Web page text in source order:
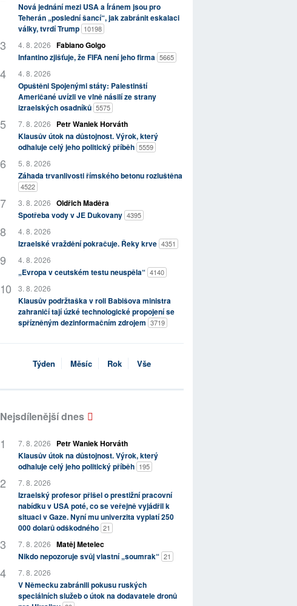
Nová jednání mezi USA a Íránem jsou pro
Teherán „poslední šancí“, jak zabránit eskalaci
války, tvrdí Trump 10198
4. 8. 2026 Fabiano Golgo
Infantino zjišťuje, že FIFA není jeho firma 5665
4. 8. 2026
Opuštěni Spojenými státy: Palestinští
Američané uvízli ve vlně násilí ze strany
izraelských osadníků 5575
7. 8. 2026
Petr Waniek Horváth
Klausův útok na důstojnost. Výrok, který
odhaluje celý jeho politický příběh 5559
5. 8. 2026
Záhada trvanlivosti římského betonu rozluštěna
4522
3. 8. 2026 Oldřich Maděra
Spotřeba vody v JE Dukovany 4395
4. 8. 2026
Izraelské vraždění pokračuje. Řeky krve 4351
4. 8. 2026
„Evropa v ceutském testu neuspěla“ 4140
3. 8. 2026
Klausův podržtaška v roli Babišova ministra
zahraničí tají úzké technologické propojení se
spřízněným dezinformačním zdrojem 3719
Týden Měsíc Rok Vše
Nejsdílenější dnes
7. 8. 2026
Petr Waniek Horváth
Klausův útok na důstojnost. Výrok, který
odhaluje celý jeho politický příběh 195
7. 8. 2026
Izraelský profesor přišel o prestižní pracovní
nabídku v USA poté, co se veřejně vyjádřil k
situaci v Gaze. Nyní mu univerzita vyplatí 250
000 dolarů odškodného 21
7. 8. 2026 Matěj Metelec
Nikdo nepozoruje svůj vlastní „soumrak“ 21
7. 8. 2026
V Německu zabránili pokusu ruských
speciálních služeb o útok na dodavatele dronů